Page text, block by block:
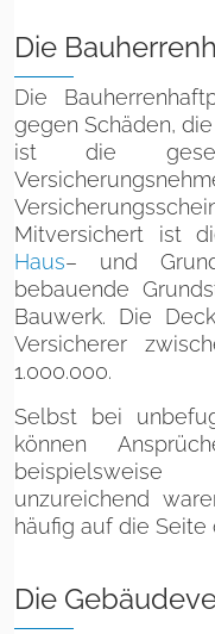
Die
Die
gegen Schäden,
ist die
Mitversichert ist
Haus– und
bebauende
Bauwerk. Die
Versicherer
1.000.000.
Selbst bei
können
unzureichend
häufig auf die Seite
Die